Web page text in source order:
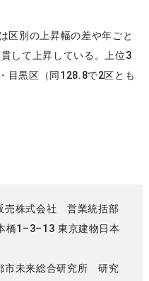
区別の上昇幅の差や年ごと
して上昇している。上位3
目黒区（同128.8で2区とも
式会社 営業統括部
橋1–3–13 東京建物日本
市未来総合研究所 研究